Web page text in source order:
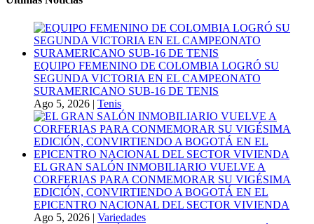
EQUIPO FEMENINO DE COLOMBIA LOGRÓ SU
SEGUNDA VICTORIA EN EL CAMPEONATO
SURAMERICANO SUB-16 DE TENIS
Ago 5, 2026 | Tenis
EL GRAN SALÓN INMOBILIARIO VUELVE A
CORFERIAS PARA CONMEMORAR SU VIGÉSIMA
EDICIÓN, CONVIRTIENDO A BOGOTÁ EN EL
EPICENTRO NACIONAL DEL SECTOR VIVIENDA
Ago 5, 2026 | Variedades